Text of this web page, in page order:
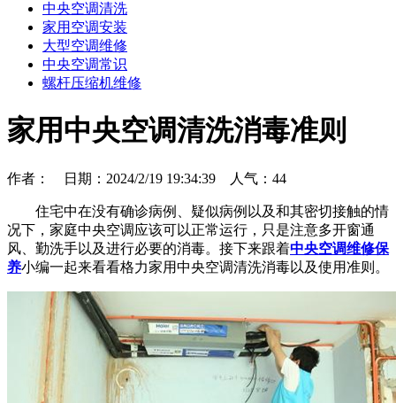
中央空调清洗
家用空调安装
大型空调维修
中央空调常识
螺杆压缩机维修
家用中央空调清洗消毒准则
作者： 日期：2024/2/19 19:34:39 人气： 44
住宅中在没有确诊病例、疑似病例以及和其密切接触的情
况下，家庭中央空调应该可以正常运行，只是注意多开窗通
风、勤洗手以及进行必要的消毒。接下来跟着中央空调维修保
养小编一起来看看格力家用中央空调清洗消毒以及使用准则。